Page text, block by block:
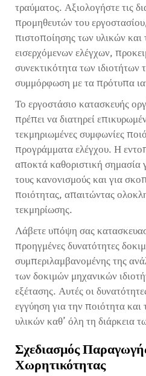
τραύματος. Αξιολογήστε τις
προμηθευτών του
πιστοποίησης των υλικών
εισερχόμενων ελέγχων,
συνεκτικότητα των ιδιοτήτων
συμμόρφωση με τα πρότυπα
Το εργοστάσιο κατασκευής
πρέπει να διατηρεί
τεκμηριωμένες συμφωνίες
προγράμματα ελέγχου. Η
αποκτά καθοριστική
τους κανονισμούς και για
ποιότητας, απαιτώντας
τεκμηρίωσης.
Λάβετε υπόψη σας
προηγμένες δυνατότητες
συμπεριλαμβανομένης της
των δοκιμών μηχανικών
εξέτασης. Αυτές οι
εγγύηση για την ποιότητα και
υλικών καθ’ όλη τη διάρκεια
Σχεδιασμός
Χωρητικότητας